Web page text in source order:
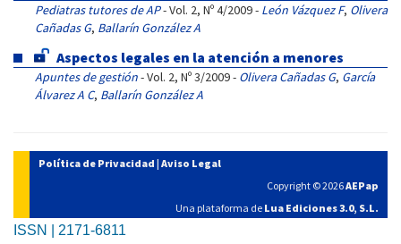
Pediatras tutores de AP- Vol. 2, Nº 4/2009 - León Vázquez F, Olivera
Cañadas G, Ballarín González A
Aspectos legales en la atención a menores
Apuntes de gestión- Vol. 2, Nº 3/2009 - Olivera Cañadas G, García
Álvarez A C, Ballarín González A
Política de Privacidad | Aviso Legal
Copyright © 2026AEPap
Una plataforma de Lua Ediciones 3.0, S.L.
ISSN | 2171-6811